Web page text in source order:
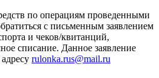
по операциям проведенными
с письменным заявлением
и чеков/квитанций,
списание. Данное заявление
rulonka.rus@mail.ru